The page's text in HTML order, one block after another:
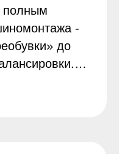
полным
-
до
только